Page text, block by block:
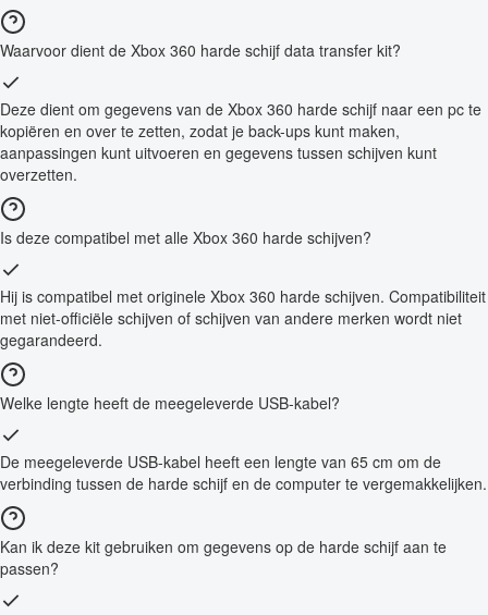
Waarvoor dient de Xbox 360 harde schijf data transfer kit?
Deze dient om gegevens van de Xbox 360 harde schijf naar een pc te
kopiëren en over te zetten, zodat je back-ups kunt maken,
aanpassingen kunt uitvoeren en gegevens tussen schijven kunt
overzetten.
Is deze compatibel met alle Xbox 360 harde schijven?
Hij is compatibel met originele Xbox 360 harde schijven. Compatibiliteit
met niet-officiële schijven of schijven van andere merken wordt niet
gegarandeerd.
Welke lengte heeft de meegeleverde USB-kabel?
De meegeleverde USB-kabel heeft een lengte van 65 cm om de
verbinding tussen de harde schijf en de computer te vergemakkelijken.
Kan ik deze kit gebruiken om gegevens op de harde schijf aan te
passen?